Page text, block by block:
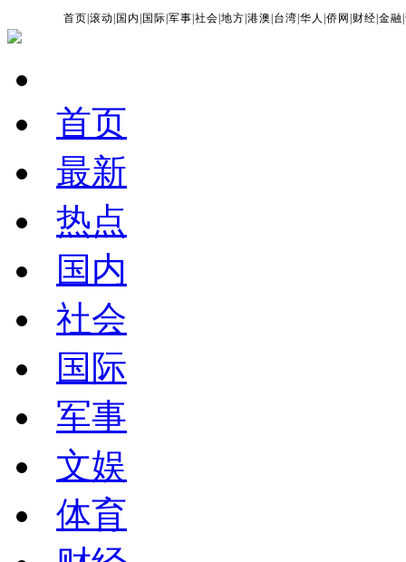
首页 |滚动 国内 国际 |军事 |社会 |地方 |港澳 台湾 |华人 |侨网 财经 |金融 |
首页
最新
热点
国内
社会
国际
军事
文娱
体育